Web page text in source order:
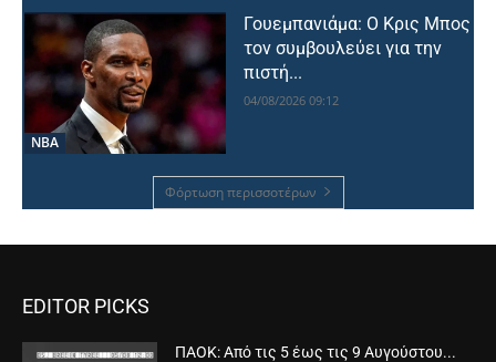
NBA
Γουεμπανιάμα: Ο Κρις Μπος
τον συμβουλεύει για την
πιστή...
04/08/2026 09:12
Φόρτωση περισσοτέρων
EDITOR PICKS
ΠΑΟΚ: Από τις 5 έως τις 9 Αυγούστου...